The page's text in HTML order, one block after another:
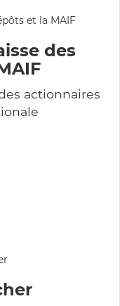
des
actionnaires